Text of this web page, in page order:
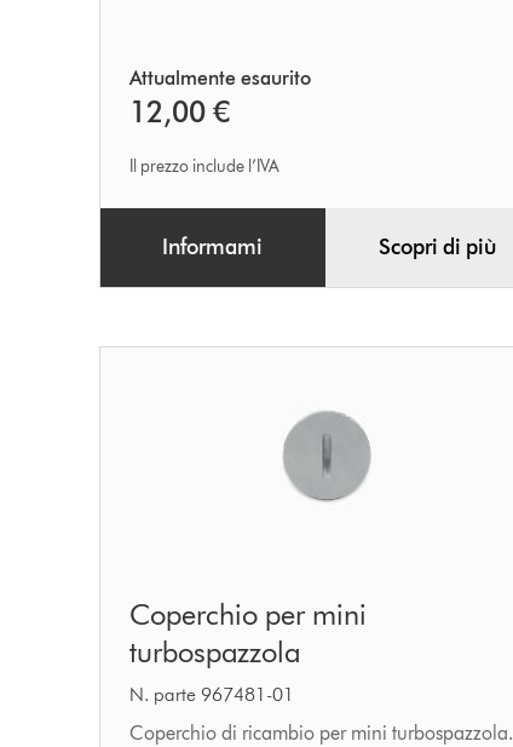
Attualmente esaurito
12,00 €
Il prezzo include l’IVA
Informami Scopri di più
per
mini
turbospazzola
Coperchio per mini
turbospazzola
N. parte 967481-01
Coperchio di ricambio per mini turbospazzola.